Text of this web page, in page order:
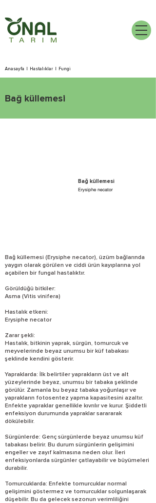
Anasayfa Hastalıklar Fungi
Bağ küllemesi
Bağ küllemesi
Erysiphe necator
Bağ küllemesi (Erysiphe necator), üzüm bağlarında
yaygın olarak görülen ve ciddi ürün kayıplarına yol
açabilen bir fungal hastalıktır.
Görüldüğü bitkiler:
Asma (Vitis vinifera)
Hastalık etkeni:
Erysiphe necator
Zarar şekli:
Hastalık, bitkinin yaprak, sürgün, tomurcuk ve
meyvelerinde beyaz unumsu bir küf tabakası
şeklinde kendini gösterir.
Yapraklarda: İlk belirtiler yaprakların üst ve alt
yüzeylerinde beyaz, unumsu bir tabaka şeklinde
görülür. Zamanla bu beyaz tabaka yoğunlaşır ve
yaprakların fotosentez yapma kapasitesini azaltır.
Enfekte yapraklar genellikle kıvrılır ve kurur. Şiddetli
enfeksiyon durumunda yapraklar sarararak
dökülebilir.
Sürgünlerde: Genç sürgünlerde beyaz unumsu küf
tabakası belirir. Bu durum sürgünlerin gelişimini
engeller ve zayıf kalmasına neden olur. İleri
enfeksiyonlarda sürgünler çatlayabilir ve büyümeleri
durabilir.
Tomurcuklarda: Enfekte tomurcuklar normal
gelişimini göstermez ve tomurcuklar solgunlaşarak
düşebilir. Bu da gelecek sezonun verimliliğini